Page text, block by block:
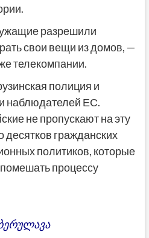
разрешили
свои вещи из домов, —
телекомпании.
полиция и
наблюдателей ЕС.
не пропускают на эту
десятков гражданских
политиков, которые
процессу